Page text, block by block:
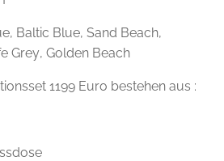
Baltic Blue, Sand Beach,
Grey, Golden Beach
1199 Euro bestehen aus :